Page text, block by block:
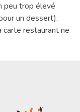
peu trop élevé
un dessert).
carte restaurant ne